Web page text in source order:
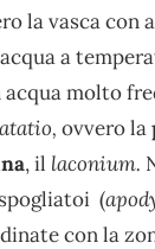
la vasca con
a
acqua molto
ovvero la
, il laconium.
(
con la